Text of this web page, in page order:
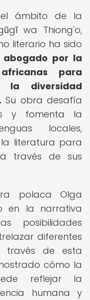
ámbito de la
wa Thiong'o,
literario ha sido
abogado por la
para
la diversidad
Su obra desafía
y fomenta la
locales,
literatura para
través de sus
polaca Olga
en la narrativa
posibilidades
diferentes
través de esta
cómo la
reflejar la
humana y